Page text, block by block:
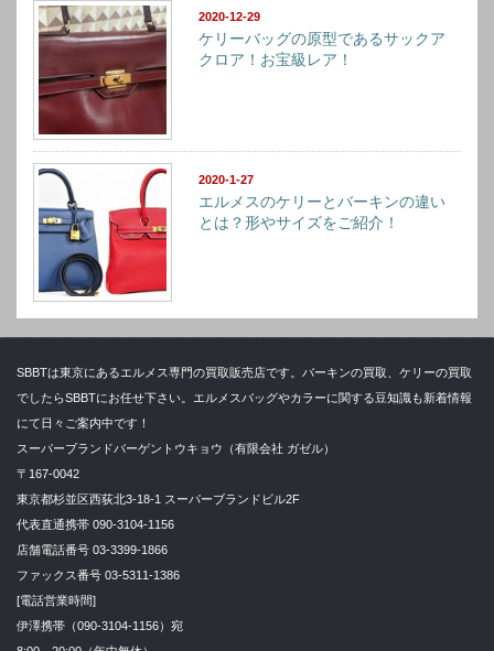
2020-12-29
ケリーバッグの原型であるサックア
クロア！お宝級レア！
2020-1-27
エルメスのケリーとバーキンの違い
とは？形やサイズをご紹介！
SBBTは東京にあるエルメス専門の買取販売店です。バーキンの買取、ケリーの買取
でしたらSBBTにお任せ下さい。エルメスバッグやカラーに関する豆知識も新着情報
にて日々ご案内中です！
スーパーブランドバーゲントウキョウ（有限会社 ガゼル）
〒167-0042
東京都杉並区西荻北3-18-1 スーパーブランドビル2F
代表直通携帯 090-3104-1156
店舗電話番号 03-3399-1866
ファックス番号 03-5311-1386
[電話営業時間]
伊澤携帯（090-3104-1156）宛